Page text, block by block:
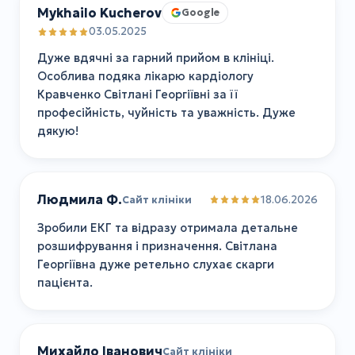
Mykhailo Kucherov Google
03.05.2025
Дуже вдячні за гарний прийом в клініці.
Особлива подяка лікарю кардіологу
Кравченко Світлані Георгіївні за її
професійність, чуйність та уважність. Дуже
дякую!
Людмила Ф.Сайт клініки 18.06.2026
Зробили ЕКГ та відразу отримала детальне
розшифрування і призначення. Світлана
Георгіївна дуже ретельно слухає скарги
пацієнта.
Михайло ІвановичСайт клініки